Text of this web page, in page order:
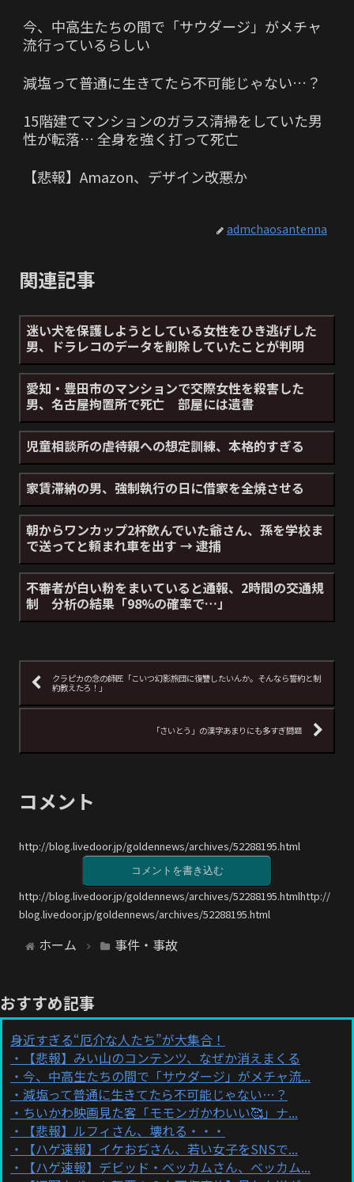
今、中高生たちの間で「サウダージ」がメチャ
流行っているらしい
減塩って普通に生きてたら不可能じゃない…？
15階建てマンションのガラス清掃をしていた男
性が転落… 全身を強く打って死亡
【悲報】Amazon、デザイン改悪か
admchaosantenna
関連記事
迷い犬を保護しようとしている女性をひき逃げした
男、ドラレコのデータを削除していたことが判明
愛知・豊田市のマンションで交際女性を殺害した
男、名古屋拘置所で死亡 部屋には遺書
児童相談所の虐待親への想定訓練、本格的すぎる
家賃滞納の男、強制執行の日に借家を全焼させる
朝からワンカップ2杯飲んでいた爺さん、孫を学校ま
で送ってと頼まれ車を出す → 逮捕
不審者が白い粉をまいていると通報、2時間の交通規
制 分析の結果「98%の確率で…」
クラピカの念の師匠「こいつ幻影旅団に復讐したいんか。そんなら誓約と制
約教えたろ！」
「さいとう」の漢字あまりにも多すぎ問題
コメント
http://blog.livedoor.jp/goldennews/archives/52288195.html
コメントを書き込む
http://blog.livedoor.jp/goldennews/archives/52288195.htmlhttp://
blog.livedoor.jp/goldennews/archives/52288195.html
ホーム 事件・事故
おすすめ記事
身近すぎる“厄介な人たち”が大集合！
【悲報】みい山のコンテンツ、なぜか消えまくる
今、中高生たちの間で「サウダージ」がメチャ流...
減塩って普通に生きてたら不可能じゃない…？
ちいかわ映画見た客「モモンガかわいい🥰」ナ...
【悲報】ルフィさん、壊れる・・・
【ハゲ速報】イケおぢさん、若い女子をSNSで...
【ハゲ速報】デビッド・ベッカムさん、ベッカム...